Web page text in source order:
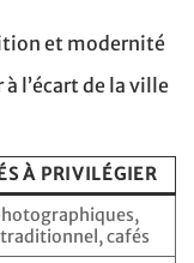
et modernité
l’écart de la ville
À PRIVILÉGIER
cafés